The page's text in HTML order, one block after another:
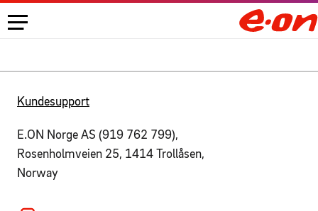
Kundesupport
E.ON Norge AS (919 762 799),
Rosenholmveien 25, 1414 Trollåsen,
Norway